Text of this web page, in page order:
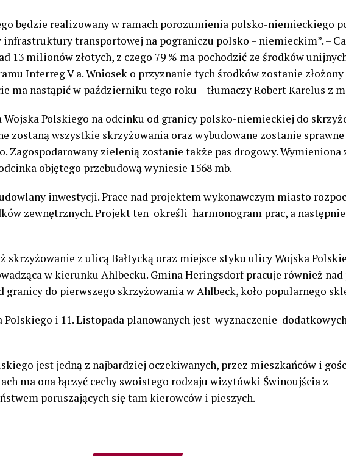
będzie realizowany w ramach porozumienia polsko-niemieckiego
infrastruktury transportowej na pograniczu polsko – niemieckim”. –
13 milionów złotych, z czego 79 % ma pochodzić ze środków
Interreg V a. Wniosek o przyznanie tych środków zostanie złożony
ma nastąpić w październiku tego roku – tłumaczy Robert Karelus z
Wojska Polskiego na odcinku od granicy polsko-niemieckiej do
zostaną wszystkie skrzyżowania oraz wybudowane zostanie
Zagospodarowany zielenią zostanie także pas drogowy. Wymieniona
objętego przebudową wyniesie 1568 mb.
inwestycji. Prace nad projektem wykonawczym miasto
zewnętrznych. Projekt ten określi harmonogram prac, a
skrzyżowanie z ulicą Bałtycką oraz miejsce styku ulicy Wojska
w kierunku Ahlbecku. Gmina Heringsdorf pracuje również nad
do pierwszego skrzyżowania w Ahlbeck, koło popularnego
Polskiego i 11. Listopada planowanych jest wyznaczenie
jest jedną z najbardziej oczekiwanych, przez mieszkańców i
ma ona łączyć cechy swoistego rodzaju wizytówki Świnoujścia z
poruszających się tam kierowców i pieszych.